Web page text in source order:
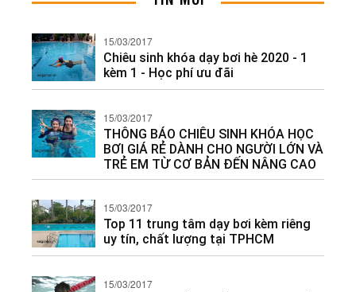
15/03/2017
Chiêu sinh khóa dạy bơi hè 2020 - 1
kèm 1 - Học phí ưu đãi
15/03/2017
THÔNG BÁO CHIÊU SINH KHÓA HỌC
BƠI GIÁ RẺ DÀNH CHO NGƯỜI LỚN VÀ
TRẺ EM TỪ CƠ BẢN ĐẾN NÂNG CAO
15/03/2017
Top 11 trung tâm dạy bơi kèm riêng
uy tín, chất lượng tại TPHCM
15/03/2017